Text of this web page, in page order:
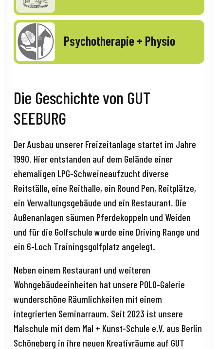
Psychotherapie + Physio
Die Geschichte von GUT
SEEBURG
Der Ausbau unserer Freizeitanlage startet im Jahre
1990. Hier entstanden auf dem Gelände einer
ehemaligen LPG-Schweineaufzucht diverse
Reitställe, eine Reithalle, ein Round Pen, Reitplätze,
ein Verwaltungsgebäude und ein Restaurant. Die
Außenanlagen säumen Pferdekoppeln und Weiden
und für die Golfschule wurde eine Driving Range und
ein 6-Loch Trainingsgolfplatz angelegt.
Neben einem Restaurant und weiteren
Wohngebäudeeinheiten hat unsere POLO-Galerie
wunderschöne Räumlichkeiten mit einem
integrierten Seminarraum. Seit 2023 ist unsere
Malschule mit dem Mal + Kunst-Schule e.V. aus Berlin
Schöneberg in ihre neuen Kreativräume auf GUT